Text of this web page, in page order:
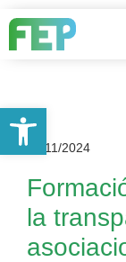
21/11/2024
la
Abrir barra de